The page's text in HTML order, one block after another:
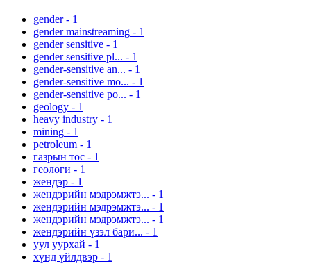
gender - 1
gender mainstreaming - 1
gender sensitive - 1
gender sensitive pl... - 1
gender-sensitive an... - 1
gender-sensitive mo... - 1
gender-sensitive po... - 1
geology - 1
heavy industry - 1
mining - 1
petroleum - 1
газрын тос - 1
геологи - 1
жендэр - 1
жендэрийн мэдрэмжтэ... - 1
жендэрийн мэдрэмжтэ... - 1
жендэрийн мэдрэмжтэ... - 1
жендэрийн үзэл бари... - 1
уул уурхай - 1
хүнд үйлдвэр - 1